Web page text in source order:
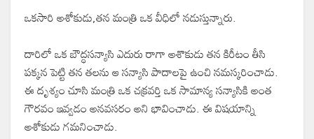
ఒకసారి అశోకుడు,తన మంత్రి ఒక వీధిలో నడుస్తున్నారు.
దారిలో ఒక బౌద్ధసన్యాసి ఎదురు రాగా అశొకుడు తన కిరీటం తీసి
పక్కన పెట్టి తన తలను ఆ సన్యాసి పాదాలపై ఉంచి నమస్కరించాడు.
ఈ దృశ్యం చూసి మంత్రి ఒక చక్రవర్తి ఒక సామాన్య సన్యాసికి అంత
గౌరవం ఇవ్వడం అనవసరం అని భావించాడు. ఈ విషయాన్ని
అశోకుడు గమనించాడు.